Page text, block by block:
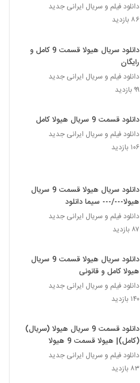
دانلود فیلم و سریال ایرانی جدید
۸۶ بازدید
دانلود سریال هیولا قسمت 9 کامل و
رایگان
دانلود فیلم و سریال ایرانی جدید
۹۹ بازدید
دانلود قسمت 9 سریال هیولا کامل
دانلود فیلم و سریال ایرانی جدید
۱۰۶ بازدید
دانلود سریال هیولا قسمت 9 سریال
هیولا---/--- سیما دانلود
دانلود فیلم و سریال ایرانی جدید
۸۷ بازدید
دانلود سریال هیولا قسمت 9 سریال
هیولا کامل و قانونی
دانلود فیلم و سریال ایرانی جدید
۱۴۰ بازدید
دانلود قسمت 9 سریال هیولا (سریال)
(کامل)| هیولا قسمت 9 هیولا
دانلود فیلم و سریال ایرانی جدید
۸۳ بازدید